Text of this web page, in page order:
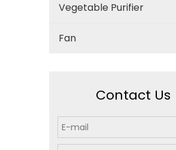
Vegetable Purifier
Fan
Contact Us